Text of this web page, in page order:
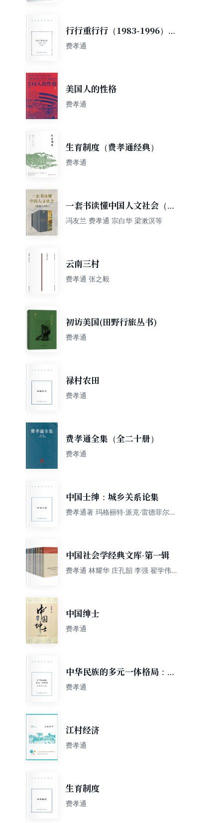
行行重行行（1983-1996）
（合编本）
费孝通
美国人的性格
费孝通
生育制度（费孝通经典）
费孝通
一套书读懂中国人文社会（套
装共8册）
冯友兰 费孝通 宗白华 梁漱溟等
云南三村
费孝通 张之毅
初访美国(田野行旅丛书)
费孝通
禄村农田
费孝通
费孝通全集（全二十册）
费孝通
中国士绅：城乡关系论集
费孝通著 玛格丽特·派克·雷德菲尔德
中国社会学经典文库·第一辑
费孝通 林耀华 庄孔韶 李强 翟学伟
中国绅士
费孝通
中华民族的多元一体格局：民
族学文选
费孝通
江村经济
费孝通
生育制度
费孝通